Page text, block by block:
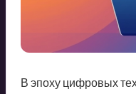
В эпоху цифровых